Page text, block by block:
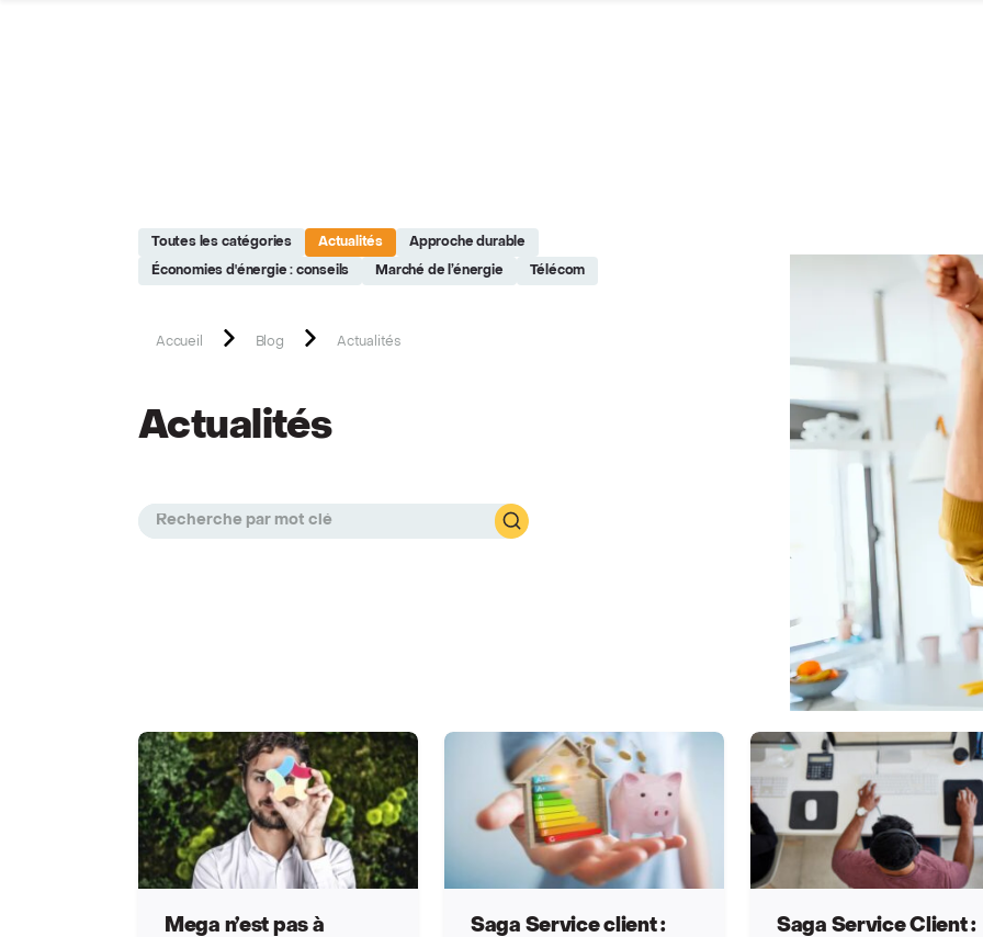
Toutes les catégories Actualités Approche durable
Économies d'énergie : conseils Marché de l’énergie Télécom
Accueil Blog Actualités
Actualités
Articles de cette catégorie
Mega n’est pas à
Saga Service client :
Saga Service Client :